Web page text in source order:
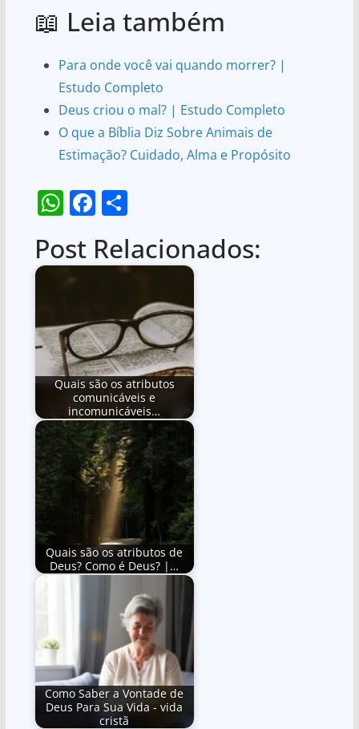
📖 Leia também
Para onde você vai quando morrer? |
Estudo Completo
Deus criou o mal? | Estudo Completo
O que a Bíblia Diz Sobre Animais de
Estimação? Cuidado, Alma e Propósito
W
at
s
p
p
F
c
o
o
k
S
ar
e
Post Relacionados:
Quais são os atributos
comunicáveis e
incomunicáveis…
Quais são os atributos de
Deus? Como é Deus? |…
Como Saber a Vontade de
Deus Para Sua Vida - vida
cristã